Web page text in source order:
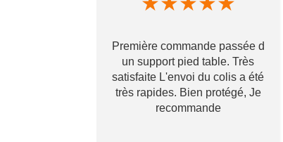
Première commande passée d
un support pied table. Très
satisfaite L'envoi du colis a été
très rapides. Bien protégé, Je
recommande